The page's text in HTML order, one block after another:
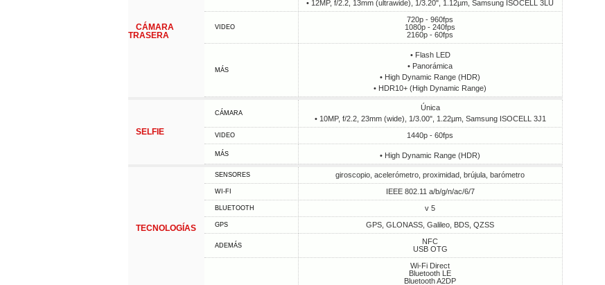
CÁMARA
TRASERA
• 12MP, f/2.2, 13mm (ultrawide), 1/3.20", 1.12µm, Samsung ISOCELL 3LU
VIDEO
720p - 960fps
1080p - 240fps
2160p - 60fps
MÁS
• Flash LED
• Panorámica
• High Dynamic Range (HDR)
• HDR10+ (High Dynamic Range)
SELFIE
CÁMARA
Única
• 10MP, f/2.2, 23mm (wide), 1/3.00", 1.22µm, Samsung ISOCELL 3J1
VIDEO 1440p - 60fps
MÁS • High Dynamic Range (HDR)
TECNOLOGÍAS
SENSORES giroscopio, acelerómetro, proximidad, brújula, barómetro
WI-FI IEEE 802.11 a/b/g/n/ac/6/7
BLUETOOTH v 5
GPS GPS, GLONASS, Galileo, BDS, QZSS
ADEMÁS
NFC
USB OTG
Wi-Fi Direct
Bluetooth LE
Bluetooth A2DP